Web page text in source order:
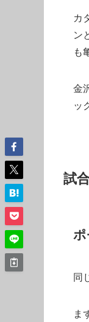
カ
ン
も
金
ッ
試
同
ま